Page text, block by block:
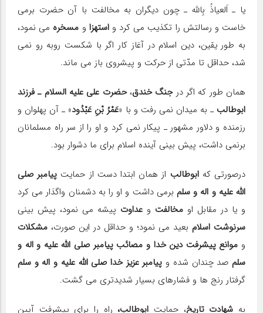
یا ـ اَلعیاذُ بِالله ـ چون دیگران به مخالفت با آن حضرت برمی
خاست و رسالتش را تکذیب می کرد واستهزا و مسخره می نمود،
به طور یقین، دین اسلام در آغاز کار اگر با شکست روبه رو نمی
شد، حداقل تا مدّتی از حرکت و پیشروی باز می ماند.
همان طور که اگر درجنگ خندق،حضرت علی علیه السلام ـ فرزند
ابوطالب ـ به میدان نمی رفت و با «عَمْرُ بْنِ عَبْدُود» ـ آن پهلوان و
رزمنده و دلاور مشهور ـ پیکار نمی کرد و او را از سر راه مسلمانان
برنمی داشت، پیش بینی آینده اسلام برای ما دشوار بود.
درصورتی کهابوطالب از همان ابتدا دست از حمایت پیامبر صلی
الله علیه و اله و سلم برمی داشت و او را به دشمنان واگذار می کرد
و یا در مقابل او مخالفت و عداوت پیشه می نمود، پیش بینی
سرنوشت اسلام بعید می نمود؛ و حداقل در این صورت، مشکلات
و موانع پیشرفت دین خدا و مصائب پیامبر صلی الله علیه و اله و
سلمصد چندان شده و پیامبر عزیز خدا صلی الله علیه و اله و سلم
گرفتار رنج ها و فشارهای بسیار شدیدتری می گشت.
به شهادت تاریخ، حمایت ابوطالب، راه را برای پیشرفت آیین